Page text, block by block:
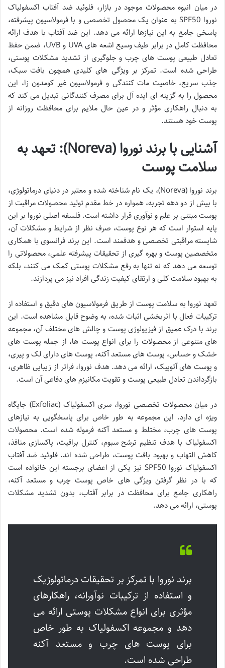
در میان انبوه محصولات موجود در بازار، فلوئید ضد آفتاب اکسفولیاک
نوروا SPF50 به عنوان یک محصول تخصصی و با فرمولاسیون پیشرفته،
پاسخی جامع به این نیازها ارائه می دهد. این ضد آفتاب با هدف ارائه
محافظت کامل در برابر طیف وسیع اشعه های UVA و UVB، ضمن حفظ
تعادل طبیعی پوست های چرب و جلوگیری از تشدید مشکلات پوستی،
طراحی شده است. تمرکز بر ویژگی های کلیدی همچون بافت سبک،
جذب سریع، خاصیت مات کنندگی و فرمولاسیون غیر کومدون زا، این
محصول را به گزینه ای ایده آل برای مصرف کنندگانی تبدیل می کند که
به دنبال راهکاری مؤثر و در عین حال ملایم برای محافظت روزانه از
پوست خود هستند.
آشنایی با برند نوروا (Noreva): تعهد به
سلامت پوست
برند نوروا (Noreva)، یک نام شناخته شده و معتبر در دنیای درماتولوژی،
با بیش از دو دهه تجربه، همواره در خط مقدم تولید محصولات مراقبت از
پوست مبتنی بر علم و نوآوری قرار داشته است. فلسفه اصلی نوروا بر این
پایه استوار است که هر نوع پوست، صرف نظر از شرایط و مشکلات آن،
شایسته مراقبتی تخصصی و هدفمند است. این برند فرانسوی با همکاری
متخصصین پوست و بهره گیری از تحقیقات پیشرفته علمی، محصولاتی را
توسعه می دهد که نه تنها به رفع مشکلات پوستی کمک می کنند، بلکه
به بهبود سلامت کلی و ارتقای کیفیت زندگی افراد نیز می پردازند.
تعهد نوروا به سلامت پوست از طریق فرمولاسیون های دقیق و استفاده از
ترکیبات فعال با اثربخشی اثبات شده، به وضوح قابل مشاهده است. این
برند با درک عمیق از فیزیولوژی پوست و چالش های مختلف آن، مجموعه
های متنوعی از محصولات را برای انواع پوست ها، از جمله پوست های
خشک و حساس، پوست های مستعد آکنه، پوست های دارای لک و پیری،
و پوست های آتوپیک، ارائه می دهد. هدف نوروا، فراتر از زیبایی ظاهری،
بازگرداندن تعادل طبیعی پوست و تقویت مکانیزم های دفاعی آن است.
در میان محصولات تخصصی نوروا، سری اکسفولیاک (Exfoliac) جایگاه
ویژه ای دارد. این مجموعه به طور خاص برای پاسخگویی به نیازهای
پوست های چرب، مختلط و مستعد آکنه فرموله شده است. محصولات
اکسفولیاک با هدف تنظیم ترشح سبوم، کنترل براقیت، پاکسازی منافذ،
کاهش التهاب و بهبود بافت پوست، طراحی شده اند. فلوئید ضد آفتاب
اکسفولیاک نوروا SPF50 نیز یکی از اعضای برجسته این خانواده است
که با در نظر گرفتن ویژگی های خاص پوست چرب و مستعد آکنه،
راهکاری جامع برای محافظت در برابر آفتاب، بدون تشدید مشکلات
پوستی، ارائه می دهد.
برند نوروا با تمرکز بر تحقیقات درماتولوژیک
و استفاده از ترکیبات نوآورانه، راهکارهای
مؤثری برای انواع مشکلات پوستی ارائه می
دهد و مجموعه اکسفولیاک به طور خاص
برای پوست های چرب و مستعد آکنه
طراحی شده است.